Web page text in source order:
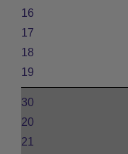
16
17
18
19
30
20
21